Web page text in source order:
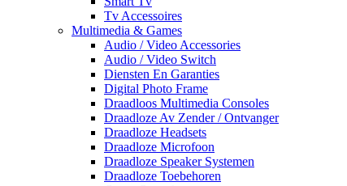
Tv Accessoires
Multimedia & Games
Audio / Video Accessories
Audio / Video Switch
Diensten En Garanties
Digital Photo Frame
Draadloos Multimedia Consoles
Draadloze Av Zender / Ontvanger
Draadloze Headsets
Draadloze Microfoon
Draadloze Speaker Systemen
Draadloze Toebehoren